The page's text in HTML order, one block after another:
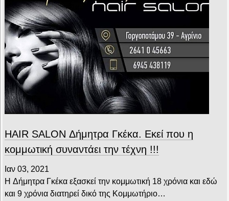
HAIR SALON Δήμητρα Γκέκα. Εκεί που η
κομμωτική συναντάει την τέχνη !!!
Ιαν 03, 2021
H Δήμητρα Γκέκα εξασκεί την κομμωτική 18 χρόνια και εδώ
και 9 χρόνια διατηρεί δικό της Κομμωτήριο…